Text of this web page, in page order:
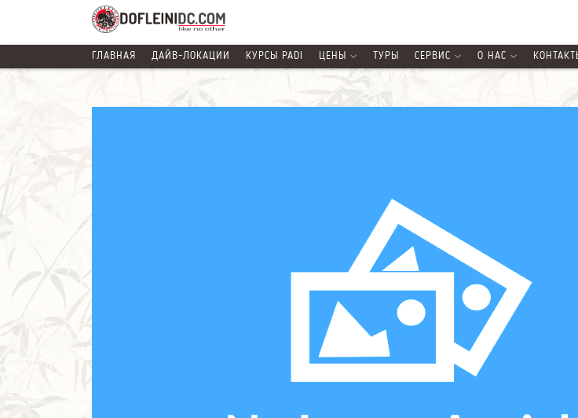
ГЛАВНАЯ ДАЙВ-ЛОКАЦИИ КУРСЫ PADI ЦЕНЫ ТУРЫ СЕРВИС О НАС